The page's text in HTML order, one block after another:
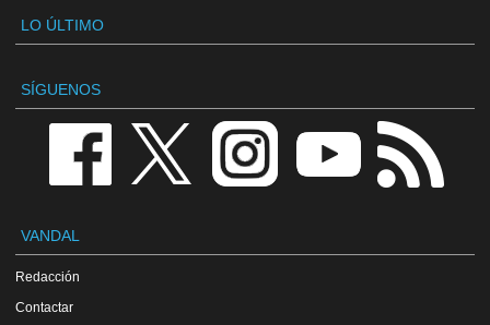
LO ÚLTIMO
SÍGUENOS
VANDAL
Redacción
Contactar